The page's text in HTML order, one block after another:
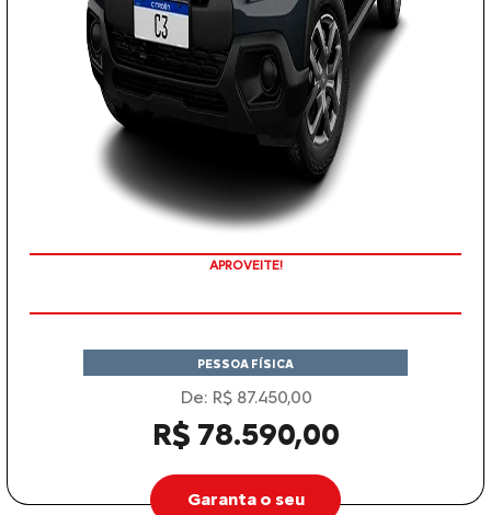
APROVEITE!
PESSOA FÍSICA
De: R$ 87.450,00
R$ 78.590,00
Garanta o seu